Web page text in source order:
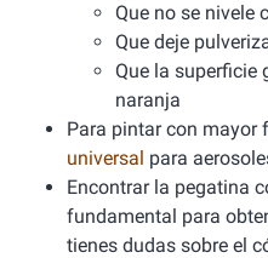
Que no se nivele
Que deje
Que la superficie
naranja
Para pintar con mayor
universal para
Encontrar la pegatina
fundamental para
tienes dudas sobre el